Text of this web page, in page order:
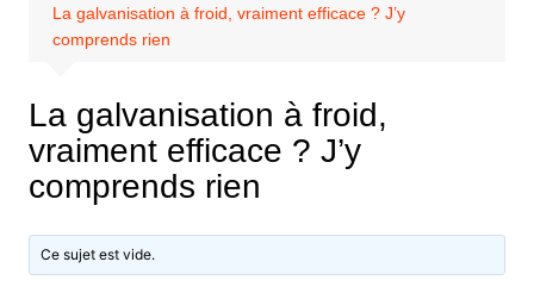
La galvanisation à froid, vraiment efficace ? J’y
comprends rien
La galvanisation à froid,
vraiment efficace ? J’y
comprends rien
Ce sujet est vide.